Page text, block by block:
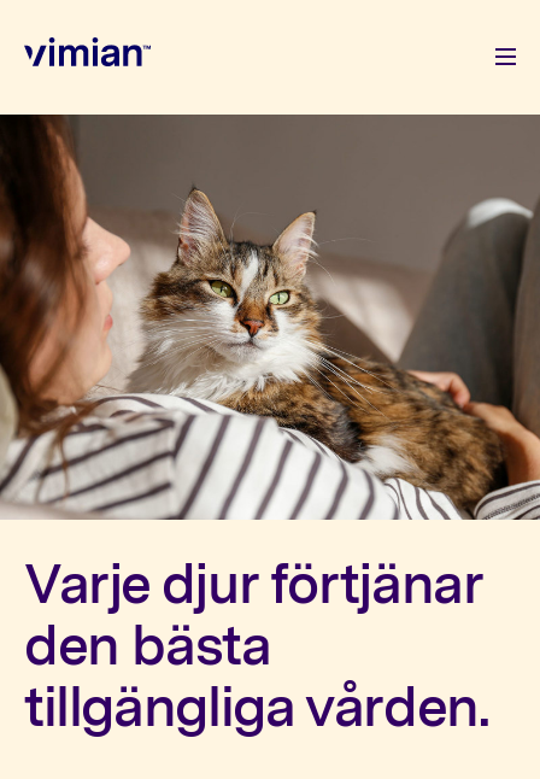
Om oss
Hur vi växer
Hållbarhet
Lediga jobb
Nyhetsrum
Investerare
Varje djur förtjänar
den bästa
tillgängliga vården.